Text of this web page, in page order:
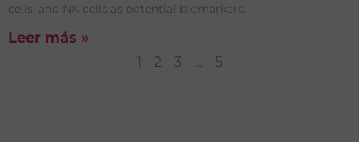
cells, and NK cells as potential biomarkers.
Leer más »
1
2 3 … 5